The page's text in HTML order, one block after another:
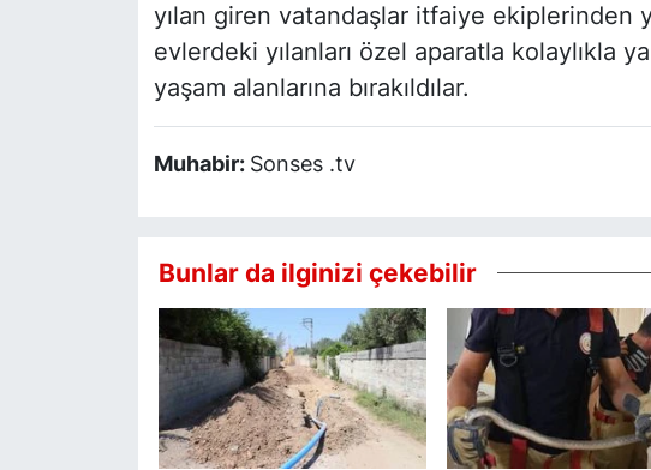
yılan giren vatandaşlar itfaiye ekiplerinden
evlerdeki yılanları özel aparatla kolaylıkla
yaşam alanlarına bırakıldılar.
Muhabir: Sonses .tv
Bunlar da ilginizi çekebilir